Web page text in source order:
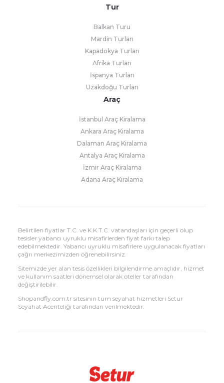
Tur
Balkan Turu
Mardin Turları
Kapadokya Turları
Afrika Turları
İspanya Turları
Uzakdoğu Turları
Araç
İstanbul Araç Kiralama
Ankara Araç Kiralama
Dalaman Araç Kiralama
Antalya Araç Kiralama
İzmir Araç Kiralama
Adana Araç Kiralama
Belirtilen fiyatlar T.C. ve K.K.T.C. vatandaşları için geçerli olup
tesisler yabancı uyruklu misafirlerden fiyat farkı talep
edebilmektedir. Yabancı uyruklu misafirlere uygulanacak fiyatları
çağrı merkezimizden öğrenebilirsiniz.
Sitemizde yer alan tesis özellikleri bilgilendirme amaçlıdır, hizmet
ve kullanım saatleri dönemsel olarak oteller tarafından
değiştirilebilir.
Shopandfly.com.tr sitesinin tüm seyahat hizmetleri Setur
Seyahat Acenteliği tarafından verilmektedir.